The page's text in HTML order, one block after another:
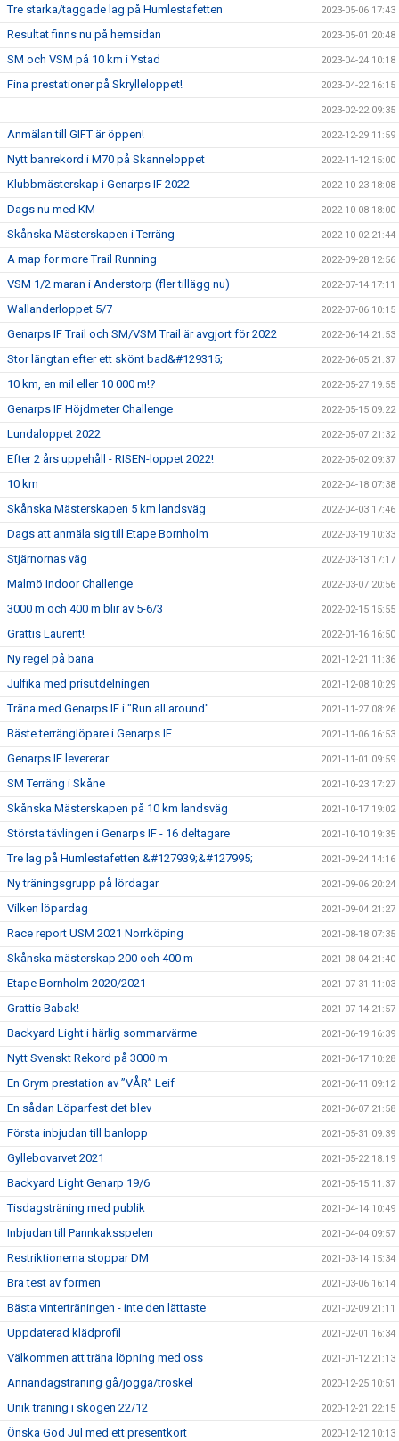
Tre starka/taggade lag på Humlestafetten 2023-05-06 17:43
Resultat finns nu på hemsidan 2023-05-01 20:48
SM och VSM på 10 km i Ystad 2023-04-24 10:18
Fina prestationer på Skrylleloppet! 2023-04-22 16:15
2023-02-22 09:35
Anmälan till GIFT är öppen! 2022-12-29 11:59
Nytt banrekord i M70 på Skanneloppet 2022-11-12 15:00
Klubbmästerskap i Genarps IF 2022 2022-10-23 18:08
Dags nu med KM 2022-10-08 18:00
Skånska Mästerskapen i Terräng 2022-10-02 21:44
A map for more Trail Running 2022-09-28 12:56
VSM 1/2 maran i Anderstorp (fler tillägg nu) 2022-07-14 17:11
Wallanderloppet 5/7 2022-07-06 10:15
Genarps IF Trail och SM/VSM Trail är avgjort för 2022 2022-06-14 21:53
Stor längtan efter ett skönt bad&#129315; 2022-06-05 21:37
10 km, en mil eller 10 000 m!? 2022-05-27 19:55
Genarps IF Höjdmeter Challenge 2022-05-15 09:22
Lundaloppet 2022 2022-05-07 21:32
Efter 2 års uppehåll - RISEN-loppet 2022! 2022-05-02 09:37
10 km 2022-04-18 07:38
Skånska Mästerskapen 5 km landsväg 2022-04-03 17:46
Dags att anmäla sig till Etape Bornholm 2022-03-19 10:33
Stjärnornas väg 2022-03-13 17:17
Malmö Indoor Challenge 2022-03-07 20:56
3000 m och 400 m blir av 5-6/3 2022-02-15 15:55
Grattis Laurent! 2022-01-16 16:50
Ny regel på bana 2021-12-21 11:36
Julfika med prisutdelningen 2021-12-08 10:29
Träna med Genarps IF i "Run all around" 2021-11-27 08:26
Bäste terränglöpare i Genarps IF 2021-11-06 16:53
Genarps IF levererar 2021-11-01 09:59
SM Terräng i Skåne 2021-10-23 17:27
Skånska Mästerskapen på 10 km landsväg 2021-10-17 19:02
Största tävlingen i Genarps IF - 16 deltagare 2021-10-10 19:35
Tre lag på Humlestafetten &#127939;&#127995; 2021-09-24 14:16
Ny träningsgrupp på lördagar 2021-09-06 20:24
Vilken löpardag 2021-09-04 21:27
Race report USM 2021 Norrköping 2021-08-18 07:35
Skånska mästerskap 200 och 400 m 2021-08-04 21:40
Etape Bornholm 2020/2021 2021-07-31 11:03
Grattis Babak! 2021-07-14 21:57
Backyard Light i härlig sommarvärme 2021-06-19 16:39
Nytt Svenskt Rekord på 3000 m 2021-06-17 10:28
En Grym prestation av ”VÅR” Leif 2021-06-11 09:12
En sådan Löparfest det blev 2021-06-07 21:58
Första inbjudan till banlopp 2021-05-31 09:39
Gyllebovarvet 2021 2021-05-22 18:19
Backyard Light Genarp 19/6 2021-05-15 11:37
Tisdagsträning med publik 2021-04-14 10:49
Inbjudan till Pannkaksspelen 2021-04-04 09:57
Restriktionerna stoppar DM 2021-03-14 15:34
Bra test av formen 2021-03-06 16:14
Bästa vinterträningen - inte den lättaste 2021-02-09 21:11
Uppdaterad klädprofil 2021-02-01 16:34
Välkommen att träna löpning med oss 2021-01-12 21:13
Annandagsträning gå/jogga/tröskel 2020-12-25 10:51
Unik träning i skogen 22/12 2020-12-21 22:15
Önska God Jul med ett presentkort 2020-12-12 10:13